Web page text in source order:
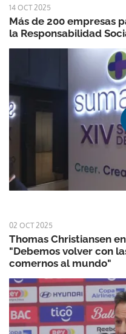
14 OCT 2025
Más de 200 empresas
la Responsabilidad
02 OCT 2025
Thomas Christiansen
"Debemos volver con
comernos al mundo"